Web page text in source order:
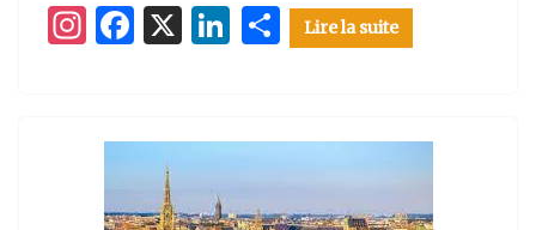
I
a
g
ra
F
e
b
o
X
Li
e
dI
n
ar
g
er
Lire la suite